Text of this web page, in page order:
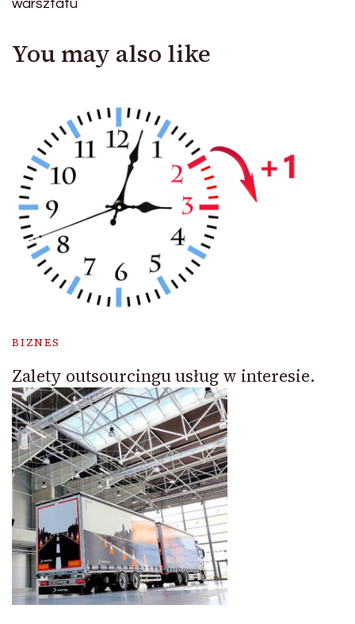
You may also like
BIZNES
Zalety outsourcingu usług w interesie.